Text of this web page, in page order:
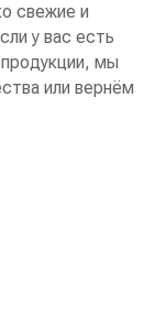
свежие и
у вас есть
мы
или вернём